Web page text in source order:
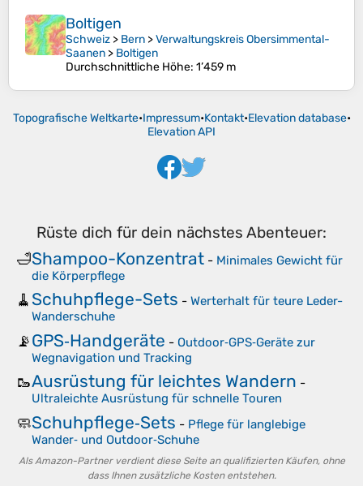
Boltigen
Schweiz > Bern >Verwaltungskreis Obersimmental-
Saanen > Boltigen
Durchschnittliche Höhe: 1’459 m
Topografische Weltkarte•Impressum•Kontakt•Elevation database•
Elevation API
Rüste dich für dein nächstes Abenteuer:
🛁Shampoo-Konzentrat - Minimales Gewicht für
die Körperpflege
🧹 Schuhpflege-Sets - Werterhalt für teure Leder-
Wanderschuhe
📡GPS‑Handgeräte - Outdoor‑GPS‑Geräte zur
Wegnavigation und Tracking
🥾Ausrüstung für leichtes Wandern -
Ultraleichte Ausrüstung für schnelle Touren
🧼Schuhpflege‑Sets - Pflege für langlebige
Wander‑ und Outdoor‑Schuhe
Als Amazon-Partner verdient diese Seite an qualifizierten Käufen, ohne
dass Ihnen zusätzliche Kosten entstehen.